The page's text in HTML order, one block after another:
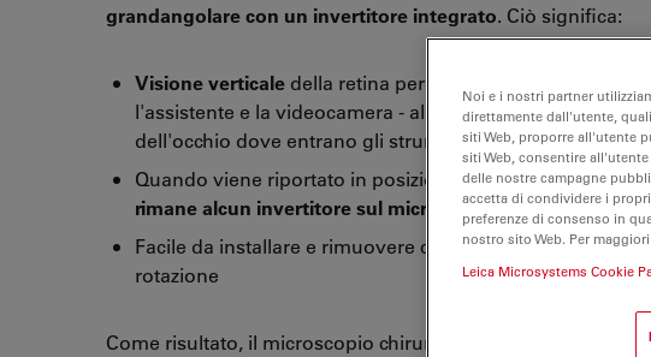
grandangolare con un invertitore integrato. Ciò significa:
Visione verticale della retina per il chirurgo,
l'assistente e la videocamera - all'interno e all'esterno
dell'occhio dove entrano gli strumenti
Quando viene riportato in posizione di riposo non
rimane alcun invertitore sul microscopio
Facile da installare e rimuovere con una semplice
rotazione
Come risultato, il microscopio chirurgico Leica può
Noi e i nostri partner
direttamente dall'utente,
siti Web, proporre all'utente
siti Web, consentire
delle nostre campagne
accetta di condividere i
preferenze di consenso in
nostro sito Web. Per
Leica Microsystems Cookie